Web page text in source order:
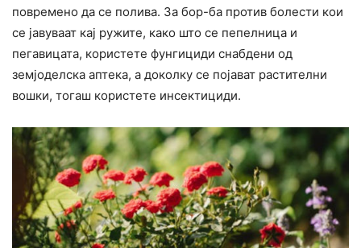
повремено да се полива. За бор-ба против болести кои
се јавуваат кај ружите, како што се пепелница и
пегавицата, користете фунгициди снабдени од
земјоделска аптека, а доколку се појават растителни
вошки, тогаш користете инсектициди.